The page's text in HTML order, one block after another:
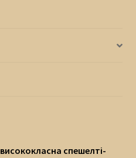
висококласна спешелті-